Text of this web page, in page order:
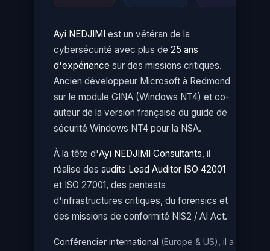
Ayi NEDJIMI est un vétéran de la
cybersécurité avec plus de 25 ans
d'expérience sur des missions critiques.
Ancien développeur Microsoft à Redmond
sur le module GINA (Windows NT4) et co-
auteur de la version française du guide de
sécurité Windows NT4 pour la NSA.
À la tête d'Ayi NEDJIMI Consultants, il
réalise des audits Lead Auditor ISO 42001
et ISO 27001, des pentests
d'infrastructures critiques, du forensics et
des missions de conformité NIS2 / AI Act.
Conférencier international (Europe & US), il a